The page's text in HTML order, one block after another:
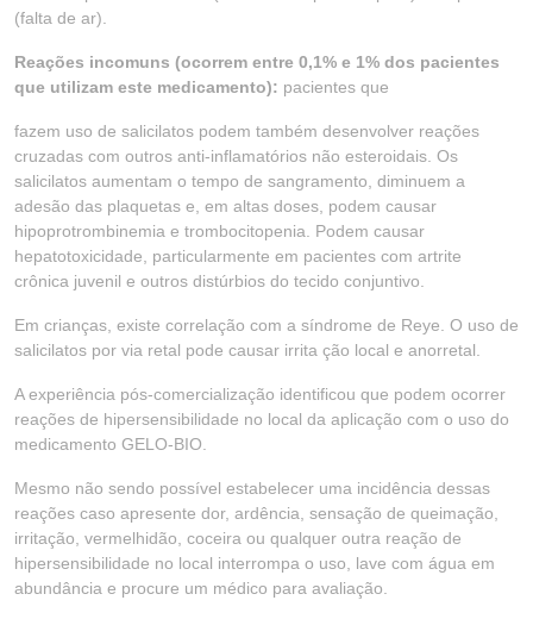
(falta de ar).
Reações incomuns (ocorrem entre 0,1% e 1% dos pacientes
que utilizam este medicamento): pacientes que
fazem uso de salicilatos podem também desenvolver reações
cruzadas com outros anti-inflamatórios não esteroidais. Os
salicilatos aumentam o tempo de sangramento, diminuem a
adesão das plaquetas e, em altas doses, podem causar
hipoprotrombinemia e trombocitopenia. Podem causar
hepatotoxicidade, particularmente em pacientes com artrite
crônica juvenil e outros distúrbios do tecido conjuntivo.
Em crianças, existe correlação com a síndrome de Reye. O uso de
salicilatos por via retal pode causar irrita ção local e anorretal.
A experiência pós-comercialização identificou que podem ocorrer
reações de hipersensibilidade no local da aplicação com o uso do
medicamento GELO-BIO.
Mesmo não sendo possível estabelecer uma incidência dessas
reações caso apresente dor, ardência, sensação de queimação,
irritação, vermelhidão, coceira ou qualquer outra reação de
hipersensibilidade no local interrompa o uso, lave com água em
abundância e procure um médico para avaliação.